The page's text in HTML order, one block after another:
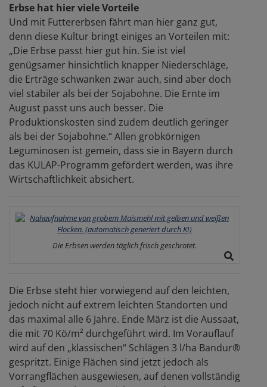
Erbse hat hier viele Vorteile
Und mit Futtererbsen fährt man hier ganz gut,
denn diese Kultur bringt einiges an Vorteilen mit:
„Die Erbse passt hier gut hin. Sie ist viel
genügsamer hinsichtlich knapper Niederschläge,
die Erträge schwanken zwar auch, sind aber doch
viel stabiler als bei der Sojabohne. Die Ernte im
August passt uns auch besser. Die
Produktionskosten sind zudem deutlich geringer
als bei der Sojabohne.“ Allen grobkörnigen
Leguminosen ist gemein, dass sie in Bayern durch
das KULAP-Programm gefördert werden, was ihre
Wirtschaftlichkeit absichert.
Die Erbsen werden täglich frisch geschrotet.
Die Erbse steht hier vorwiegend auf den leichten,
jedoch nicht auf extrem leichten Standorten und
das maximal alle 6 Jahre. Ende März ist die Aussaat,
die mit 70 Kö/m² durchgeführt wird. Im Vorauflauf
wird auf den „klassischen“ Schlägen 3 l/ha Bandur®
gespritzt. Einige Flächen sind jetzt jedoch als
Vorrangflächen ausgewiesen, auf denen vollständig